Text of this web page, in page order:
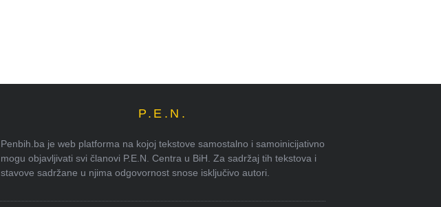
P.E.N.
Penbih.ba je web platforma na kojoj tekstove samostalno i samoinicijativno
mogu objavljivati svi članovi P.E.N. Centra u BiH. Za sadržaj tih tekstova i
stavove sadržane u njima odgovornost snose isključivo autori.